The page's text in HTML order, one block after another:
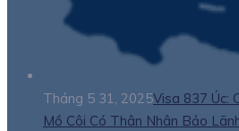
Tháng 5 31, 2025Visa 837 Úc:
Mồ Côi Có Thân Nhân Bảo